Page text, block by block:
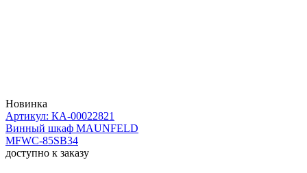
Новинка
Артикул: КА-00022821
Винный шкаф MAUNFELD
MFWC-85SB34
доступно к заказу